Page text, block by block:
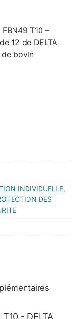
FBN49 T10 –
12 de DELTA
de bovin
INDIVIDUELLE,
DES
- DELTA